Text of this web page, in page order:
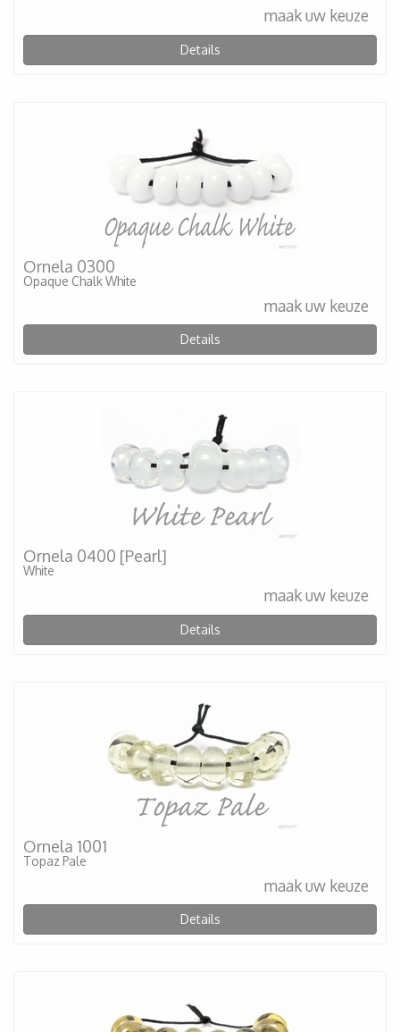
maak uw keuze
Details
Ornela 0300
Opaque Chalk White
maak uw keuze
Details
Ornela 0400 [Pearl]
White
maak uw keuze
Details
Ornela 1001
Topaz Pale
maak uw keuze
Details